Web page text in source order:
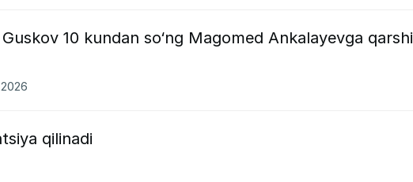
10 kundan so‘ng Magomed Ankalayevga qarshi
qilinadi